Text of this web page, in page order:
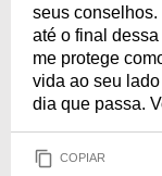
seus
até o final
me protege
vida ao seu
dia que passa.
COPIAR